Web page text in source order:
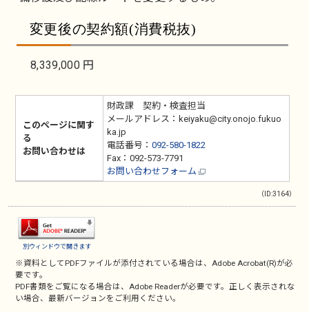
変更後の契約額(消費税抜)
8,339,000 円
このページに関す
る
お問い合わせは
財政課 契約・検査担当
メールアドレス：keiyaku@city.onojo.fukuo
ka.jp
電話番号： 092-580-1822
Fax：092-573-7791
お問い合わせフォーム
（ID:3164）
別ウィンドウで開きます
※資料としてPDFファイルが添付されている場合は、Adobe Acrobat(R)が必
要です。
PDF書類をご覧になる場合は、Adobe Readerが必要です。正しく表示されな
い場合、最新バージョンをご利用ください。